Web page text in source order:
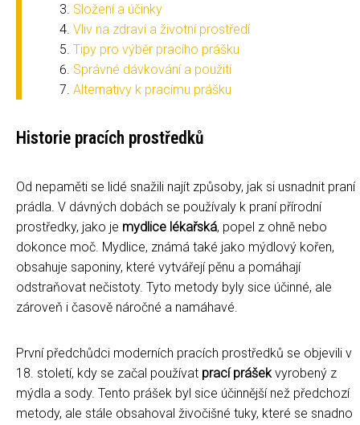
Složení a účinky
Vliv na zdraví a životní prostředí
Tipy pro výběr pracího prášku
Správné dávkování a použití
Alternativy k pracímu prášku
Historie pracích prostředků
Od nepaměti se lidé snažili najít způsoby, jak si usnadnit praní
prádla. V dávných dobách se používaly k praní přírodní
prostředky, jako je mydlice lékařská, popel z ohně nebo
dokonce moč. Mydlice, známá také jako mýdlový kořen,
obsahuje saponiny, které vytvářejí pěnu a pomáhají
odstraňovat nečistoty. Tyto metody byly sice účinné, ale
zároveň i časově náročné a namáhavé.
První předchůdci moderních pracích prostředků se objevili v
18. století, kdy se začal používat prací prášekvyrobený z
mýdla a sody. Tento prášek byl sice účinnější než předchozí
metody, ale stále obsahoval živočišné tuky, které se snadno